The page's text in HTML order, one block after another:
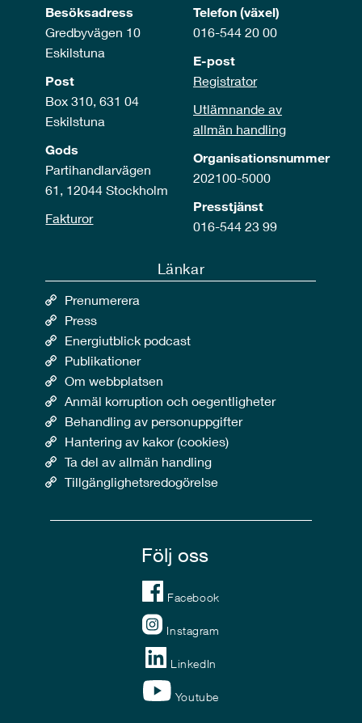
Besöksadress
Gredbyvägen 10
Eskilstuna
Post
Box 310, 631 04
Eskilstuna
Gods
Partihandlarvägen
61, 12044 Stockholm
Fakturor
Telefon (växel)
016-544 20 00
E-post
Registrator
Utlämnande av
allmän handling
Organisationsnummer
202100-5000
Presstjänst
016-544 23 99
Länkar
Prenumerera
Press
Energiutblick podcast
Publikationer
Om webbplatsen
Anmäl korruption och oegentligheter
Behandling av personuppgifter
Hantering av kakor (cookies)
Ta del av allmän handling
Tillgänglighetsredogörelse
Följ oss
Facebook
Instagram
LinkedIn
Youtube